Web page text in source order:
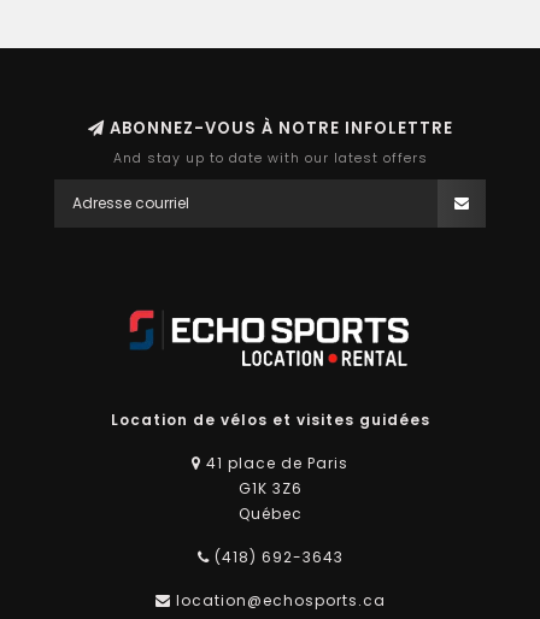
ABONNEZ-VOUS À NOTRE INFOLETTRE
And stay up to date with our latest offers
Location de vélos et visites guidées
41 place de Paris
G1K 3Z6
Québec
(418) 692-3643
location@echosports.ca